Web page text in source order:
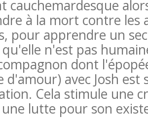
cauchemardesque
à la mort contre les
pour apprendre un
n'est pas
dont
d'amour) avec Josh est
Cela stimule une
lutte pour son